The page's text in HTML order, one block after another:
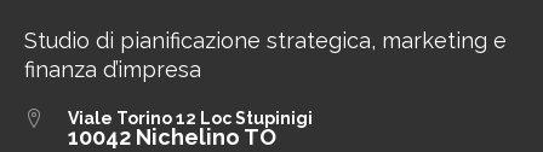
Studio di pianificazione strategica, marketing e
finanza d’impresa
Viale Torino 12 Loc Stupinigi
10042 Nichelino TO